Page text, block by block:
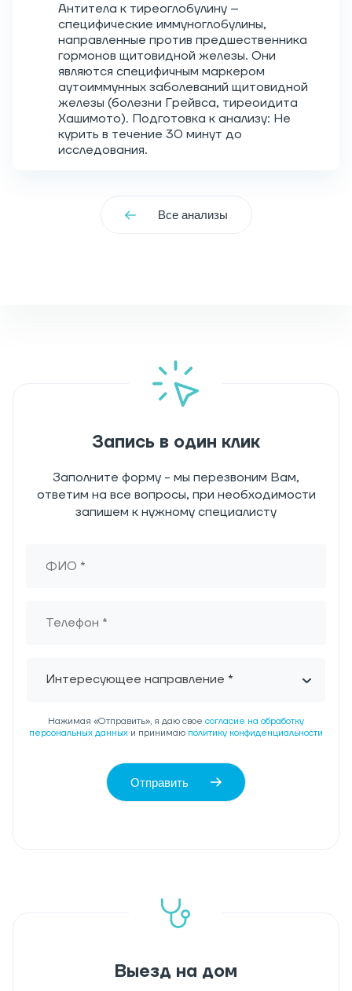
Антитела к тиреоглобулину –
специфические иммуноглобулины,
направленные против предшественника
гормонов щитовидной железы. Они
являются специфичным маркером
аутоиммунных заболеваний щитовидной
железы (болезни Грейвса, тиреоидита
Хашимото). Подготовка к анализу: Не
курить в течение 30 минут до
исследования.
Все анализы
Запись в один клик
Заполните форму - мы перезвоним Вам,
ответим на все вопросы, при необходимости
запишем к нужному специалисту
Интересующее направление *
Нажимая «Отправить», я даю свое согласие на обработку
персональных данных и принимаю политику конфиденциальности
Отправить
Выезд на дом